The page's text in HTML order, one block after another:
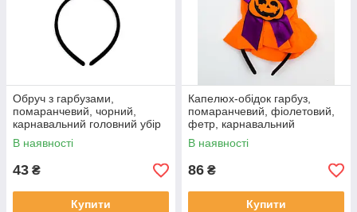
Обруч з гарбузами,
помаранчевий, чорний,
карнавальний головний убір
для вечірок (513290-1)
В наявності
43 ₴
Купити
Капелюх-обідок гарбуз,
помаранчевий, фіолетовий,
фетр, карнавальний
головний убір для вечірок
(513276-2)
В наявності
86 ₴
Купити